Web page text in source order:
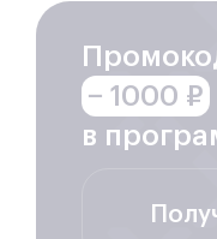
− 1000 ₽
в